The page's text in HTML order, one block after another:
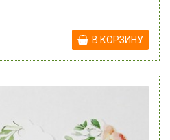
В КОРЗИНУ